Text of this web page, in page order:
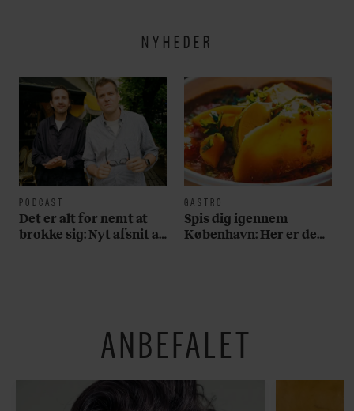
NYHEDER
PODCAST
Det er alt for nemt at
brokke sig: Nyt afsnit af
GASTRO
Spis dig igennem
København: Her er de
ANBEFALET